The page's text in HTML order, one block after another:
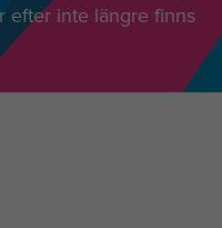
efter inte längre finns